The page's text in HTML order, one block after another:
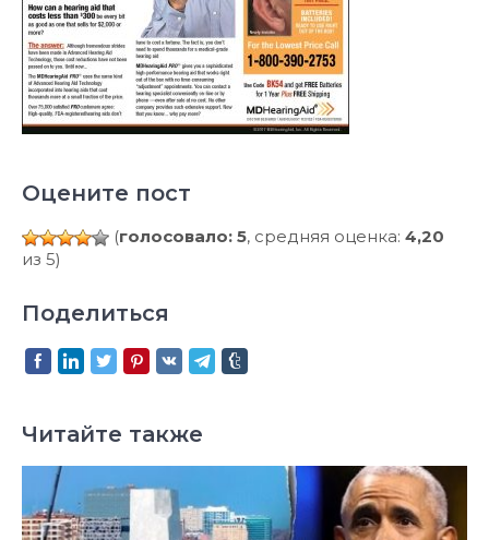
Оцените пост
(голосовало: 5, средняя оценка: 4,20
из 5)
Поделиться
Читайте также